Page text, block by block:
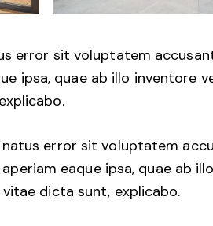
error sit voluptatem
ipsa, quae ab illo inventore
error sit voluptatem
eaque ipsa, quae ab
dicta sunt, explicabo.